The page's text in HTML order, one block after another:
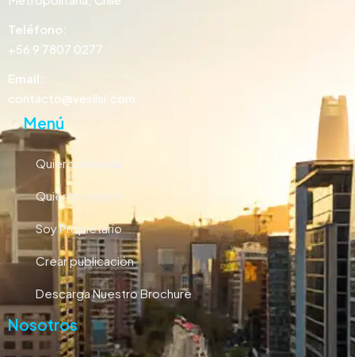
Teléfono:
+56 9 7807 0277
Email:
contacto@vesilsi.com
Menú
Quiero arrendar
Quiero comprar
Soy Propietario
Crear publicación
Descarga Nuestro Brochure
Nosotros